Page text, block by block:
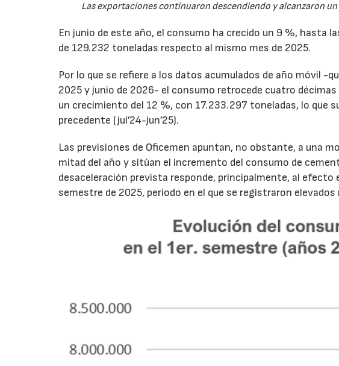
Las exportaciones continuaron descendiendo y alcanzaron
En junio de este año, el consumo ha crecido un 9 %, hasta
de 129.232 toneladas respecto al mismo mes de 2025.
Por lo que se refiere a los datos acumulados de año móvil -
2025 y junio de 2026- el consumo retrocede cuatro
un crecimiento del 12 %, con 17.233.297 toneladas, lo que
precedente (jul’24-jun’25).
Las previsiones de Oficemen apuntan, no obstante, a una
mitad del año y sitúan el incremento del consumo de
desaceleración prevista responde, principalmente, al
semestre de 2025, período en el que se registraron